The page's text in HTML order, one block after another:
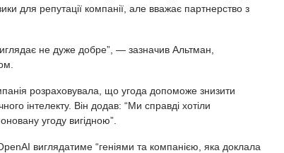
для репутації компанії, але вважає партнерство з
не дуже добре”, — зазначив Альтман,
розраховувала, що угода допоможе знизити
інтелекту. Він додав: “Ми справді хотіли
угоду вигідною”.
виглядатиме “геніями та компанією, яка доклала